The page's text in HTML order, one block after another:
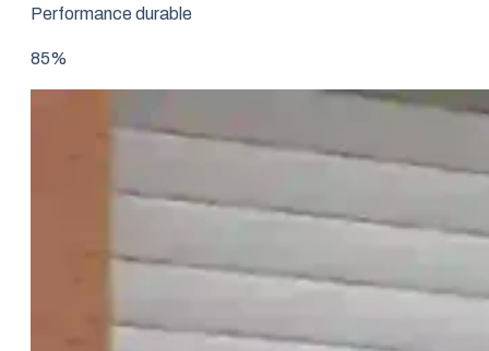
Performance durable
85%